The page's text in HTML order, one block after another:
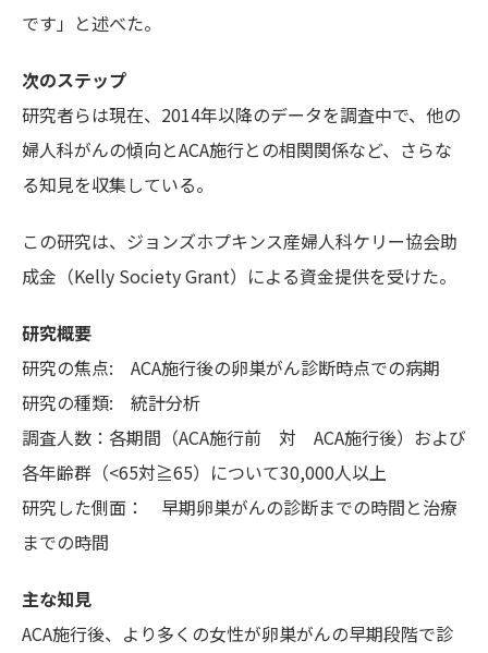
です」と述べた。
次のステップ
研究者らは現在、2014年以降のデータを調査中で、他の
婦人科がんの傾向とACA施行との相関関係など、さらな
る知見を収集している。
この研究は、ジョンズホプキンス産婦人科ケリー協会助
成金（Kelly Society Grant）による資金提供を受けた。
研究概要
研究の焦点: ACA施行後の卵巣がん診断時点での病期
研究の種類: 統計分析
調査人数：各期間（ACA施行前 対 ACA施行後）および
各年齢群（<65対≧65）について30,000人以上
研究した側面： 早期卵巣がんの診断までの時間と治療
までの時間
主な知見
ACA施行後、より多くの女性が卵巣がんの早期段階で診